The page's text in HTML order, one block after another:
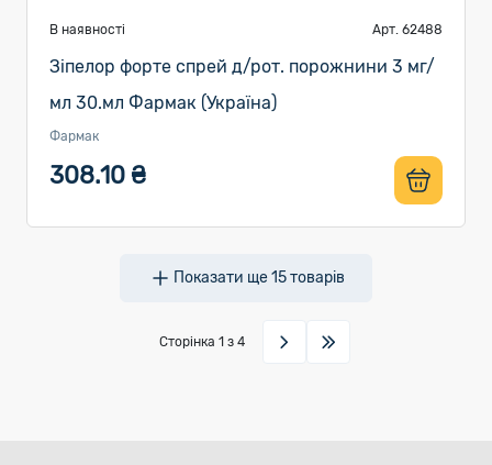
В наявності Арт. 62488
Зіпелор форте спрей д/рот. порожнини 3 мг/
мл 30.мл Фармак (Україна)
Фармак
308.10 ₴
Показати ще15товарів
Сторінка 1 з 4